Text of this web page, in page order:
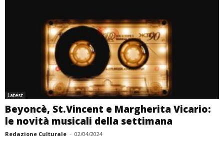
Latest
Beyoncè, St.Vincent e Margherita Vicario:
le novità musicali della settimana
Redazione Culturale - 02/04/2024